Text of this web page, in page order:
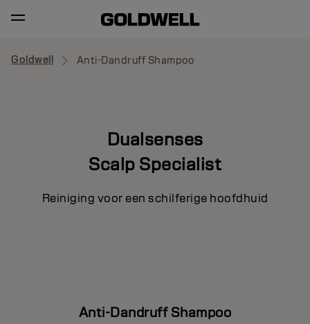
Goldwell Anti-Dandruff Shampoo
Dualsenses
Scalp Specialist
Reiniging voor een schilferige hoofdhuid
Anti-Dandruff Shampoo